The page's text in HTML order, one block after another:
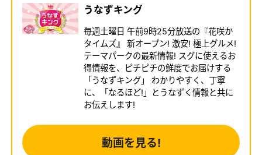
うなずキング
毎週土曜日 午前9時25分放送の『花咲か
タイムズ』 新オープン! 激安! 極上グルメ!
テーマパークの最新情報! スグに使えるお
得情報を、ピチピチの鮮度でお届けする
「うなずキング」 わかりやすく、丁寧
に、「なるほど!」とうなずく情報と共に
お伝えします!
動画を見る!